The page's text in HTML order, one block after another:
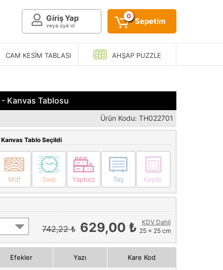
Giriş Yap
veya üye ol
0
Sepetim
CAM KESIM TABLASI AHŞAPPUZZLE
Kanvas Tablosu
Ürün Kodu: TH022701
Kanvas Tablo Seçildi
Mdf Saat Yapboz Taş Kaydır
742,22 ₺ 629,00 ₺
KDV Dahil
25 x 25 cm
Efekler Yazı Kare Kod